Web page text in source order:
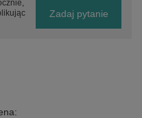
Zadaj pytanie